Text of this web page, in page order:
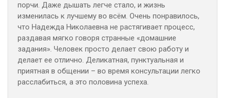
порчи. Даже дышать легче стало, и жизнь
изменилась к лучшему во всём. Очень понравилось,
что Надежда Николаевна не растягивает процесс,
раздавая мягко говоря странные «домашние
задания». Человек просто делает свою работу и
делает ее отлично. Деликатная, пунктуальная и
приятная в общении – во время консультации легко
расслабиться, а это половина успеха.